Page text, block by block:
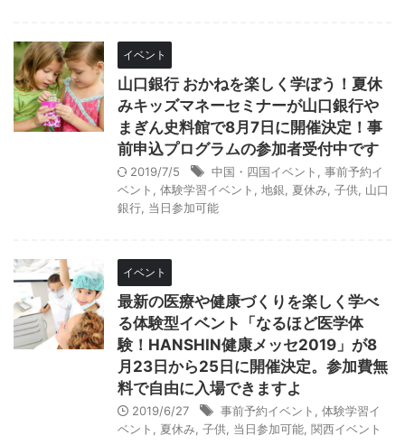
イベント
山口銀行 おかねを楽しく学ぼう！夏休
みキッズマネーセミナーが山口銀行や
まぎん史料館で8月7日に開催決定！事
前申込プログラムの参加者受付中です
2019/7/5 中国・四国イベント
事前予約イ
ベント
体験学習イベント 地銀 夏休み 子供 山口
銀行 当日参加可能
イベント
最新の医療や健康づくりを楽しく学べ
る体験型イベント「なるほど医学体
験！HANSHIN健康メッセ2019」が8
月23日から25日に開催決定。参加費無
料で自由に入場できますよ
2019/6/27 事前予約イベント
体験学習イ
ベント
夏休み 子供 当日参加可能 関西イベント